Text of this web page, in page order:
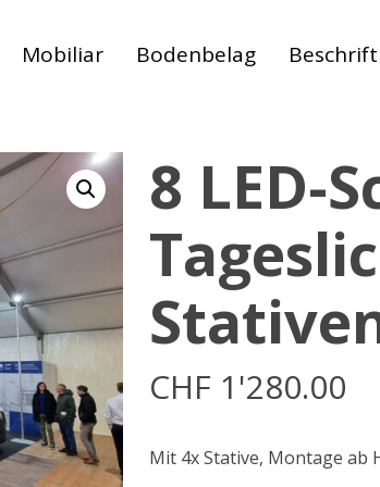
abbrechen
Mobiliar Bodenbelag
8 LED-
CHF 1'280.00
Mit 4x Stative, Montage ab